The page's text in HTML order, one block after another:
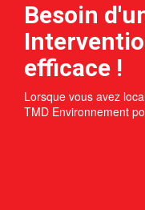
Besoin
efficace !
Lorsque vous avez
TMD Environnement